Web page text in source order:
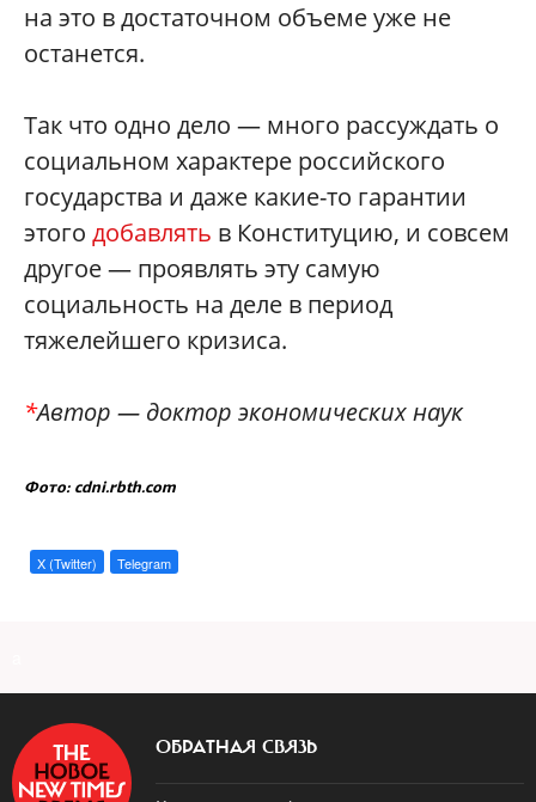
на это в достаточном объеме уже не
останется.
Так что одно дело — много рассуждать о
социальном характере российского
государства и даже какие-то гарантии
этого добавлять в Конституцию, и совсем
другое — проявлять эту самую
социальность на деле в период
тяжелейшего кризиса.
*Автор — доктор экономических наук
Фото: cdni.rbth.com
X (Twitter) Telegram
ОБРАТНАЯ СВЯЗЬ